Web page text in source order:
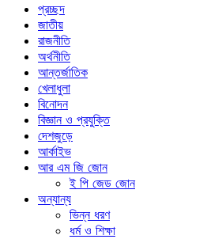
প্রচ্ছদ
জাতীয়
রাজনীতি
অর্থনীতি
আন্তর্জাতিক
খেলাধুলা
বিনোদন
বিজ্ঞান ও প্রযুক্তি
দেশজুড়ে
আর্কাইভ
আর এম জি জোন
ই পি জেড জোন
অন্যান্য
ভিন্ন ধরণ
ধর্ম ও শিক্ষা